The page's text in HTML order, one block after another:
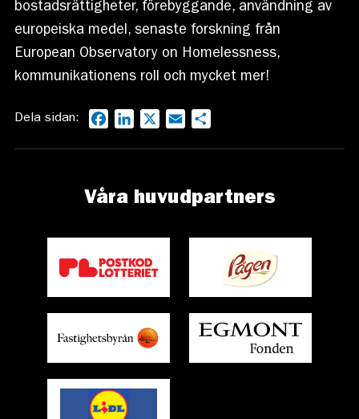
bostadsrättigheter, förebyggande, användning av
europeiska medel, senaste forskning från
European Observatory on Homelessness,
kommunikationens roll och mycket mer!
Dela sidan: FacebookLinkedIn Email
Våra huvudpartners